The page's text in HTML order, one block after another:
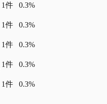
1件 0.3%
1件 0.3%
1件 0.3%
1件 0.3%
1件 0.3%